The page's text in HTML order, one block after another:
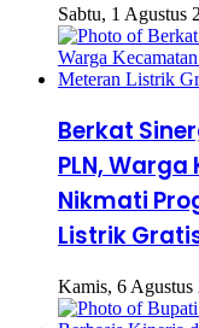
Sabtu, 1 Agustus
Berkat
PLN,
Nikmati
Listrik
Kamis, 6